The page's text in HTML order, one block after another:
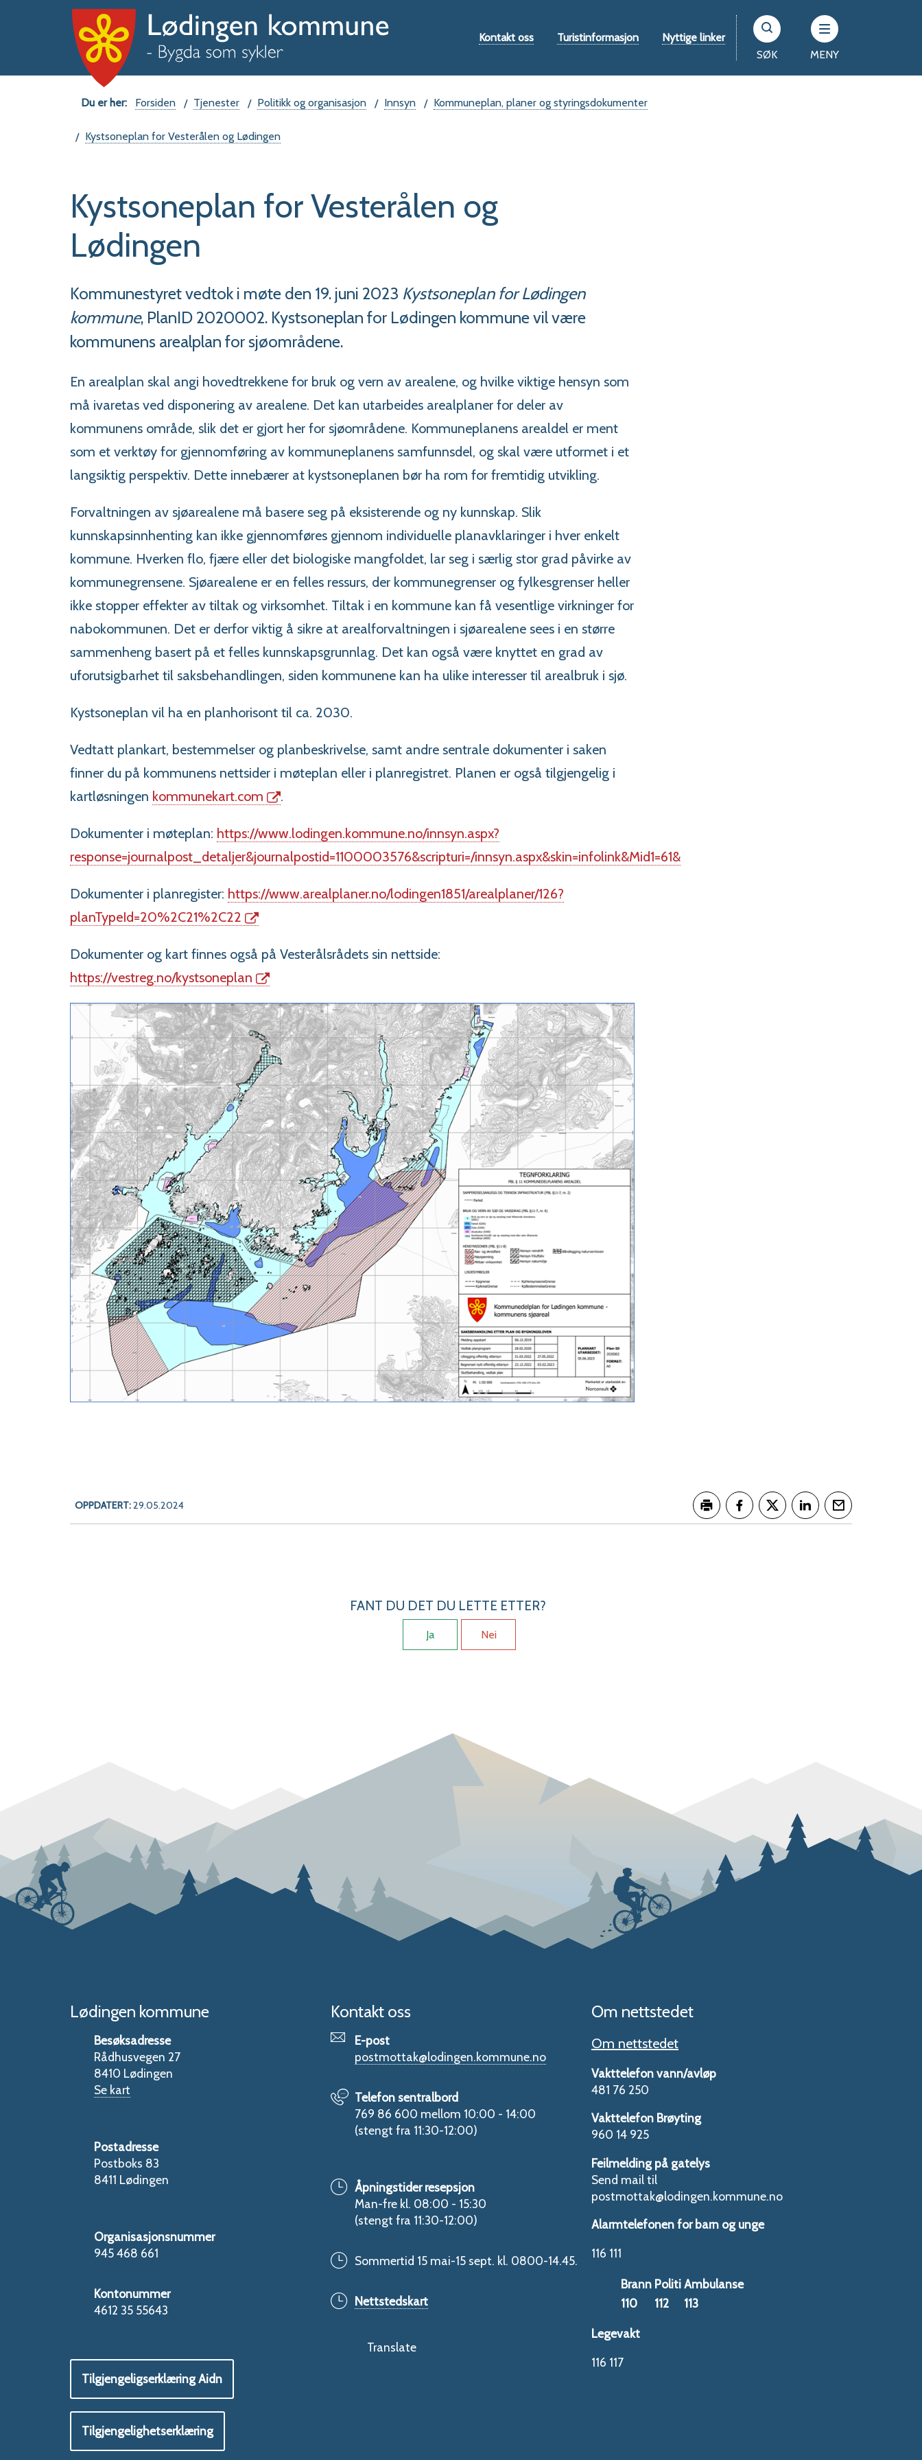
Kontakt oss Turistinformasjon
Nyttige linker
SØK
MENY
Du
er
Forsiden Tjenester Politikk og organisasjon Innsyn Kommuneplan, planer og styringsdokumenter
Kystsoneplan for Vesterålen og Lødingen
Kystsoneplan for Vesterålen og
Lødingen
Kommunestyret vedtok i møte den 19. juni 2023 Kystsoneplan for Lødingen
kommune, PlanID 2020002. Kystsoneplan for Lødingen kommune vil være
kommunens arealplan for sjøområdene.
En arealplan skal angi hovedtrekkene for bruk og vern av arealene, og hvilke viktige hensyn som
må ivaretas ved disponering av arealene. Det kan utarbeides arealplaner for deler av
kommunens område, slik det er gjort her for sjøområdene. Kommuneplanens arealdel er ment
som et verktøy for gjennomføring av kommuneplanens samfunnsdel, og skal være utformet i et
langsiktig perspektiv. Dette innebærer at kystsoneplanen bør ha rom for fremtidig utvikling.
Forvaltningen av sjøarealene må basere seg på eksisterende og ny kunnskap. Slik
kunnskapsinnhenting kan ikke gjennomføres gjennom individuelle planavklaringer i hver enkelt
kommune. Hverken flo, fjære eller det biologiske mangfoldet, lar seg i særlig stor grad påvirke av
kommunegrensene. Sjøarealene er en felles ressurs, der kommunegrenser og fylkesgrenser heller
ikke stopper effekter av tiltak og virksomhet. Tiltak i en kommune kan få vesentlige virkninger for
nabokommunen. Det er derfor viktig å sikre at arealforvaltningen i sjøarealene sees i en større
sammenheng basert på et felles kunnskapsgrunnlag. Det kan også være knyttet en grad av
uforutsigbarhet til saksbehandlingen, siden kommunene kan ha ulike interesser til arealbruk i sjø.
Kystsoneplan vil ha en planhorisont til ca. 2030.
Vedtatt plankart, bestemmelser og planbeskrivelse, samt andre sentrale dokumenter i saken
finner du på kommunens nettsider i møteplan eller i planregistret. Planen er også tilgjengelig i
kartløsningen kommunekart.com .
Dokumenter i møteplan: https://www.lodingen.kommune.no/innsyn.aspx?
response=journalpost_detaljer&journalpostid=1100003576&scripturi=/innsyn.aspx&skin=infolink&Mid1=61&
Dokumenter i planregister: https://www.arealplaner.no/lodingen1851/arealplaner/126?
planTypeId=20%2C21%2C22
Dokumenter og kart finnes også på Vesterålsrådets sin nettside:
https://vestreg.no/kystsoneplan
OPPDATERT:29.05.2024
FANT DU DET DU LETTE ETTER?
Ja Nei
Skriv utDel på Facebook
Del på Twitter
Del på LinkedIn
Tips en venn
Lødingen kommune
Besøksadresse
Rådhusvegen 27
8410 Lødingen
Se kart
Postadresse
Postboks 83
8411 Lødingen
Organisasjonsnummer
945 468 661
Kontonummer
4612 35 55643
Tilgjengeligserklæring Aidn
Tilgjengelighetserklæring
Kontakt oss
E-post
postmottak@lodingen.kommune.no
Telefon sentralbord
769 86 600 mellom 10:00 - 14:00
(stengt fra 11:30-12:00)
Åpningstider resepsjon
Man-fre kl. 08:00 - 15:30
(stengt fra 11:30-12:00)
Sommertid 15 mai-15 sept. kl. 0800-14.45.
Nettstedskart
Translate
Om nettstedet
Om nettstedet
Vakttelefon vann/avløp
481 76 250
Vakttelefon Brøyting
960 14 925
Feilmelding på gatelys
Send mail til
postmottak@lodingen.kommune.no
Alarmtelefonen for barn og unge
116 111
Brann PolitiAmbulanse
110
112 113
Legevakt
116 117